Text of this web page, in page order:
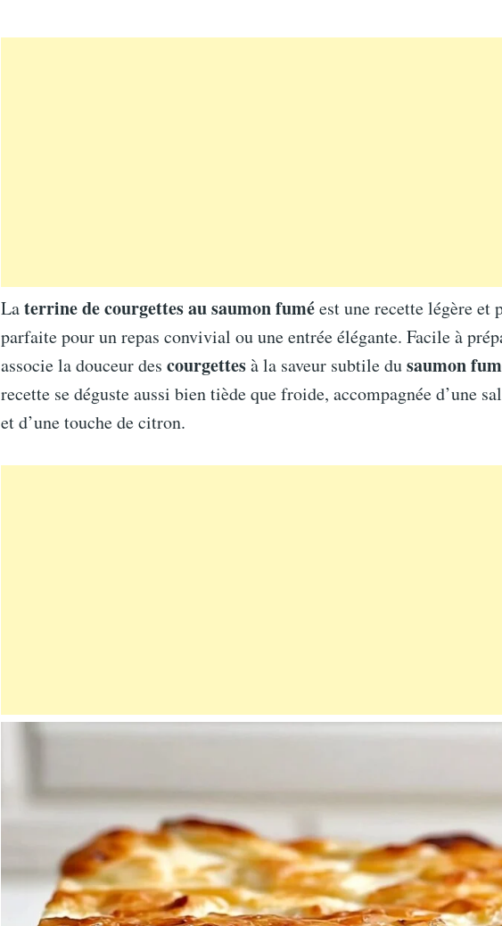
Laterrine de courgettes au saumon fuméest une recette légère et
parfaite pour un repas convivial ou une entrée élégante. Facile à
associe la douceur des courgettesà la saveur subtile dusaumon
recette se déguste aussi bien tiède que froide, accompagnée d’une
et d’une touche de citron.